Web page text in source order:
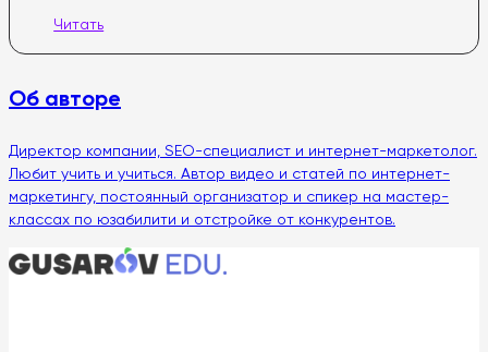
Читать
Об авторе
Директор компании, SEO-специалист и интернет-маркетолог.
Любит учить и учиться. Автор видео и статей по интернет-
маркетингу, постоянный организатор и спикер на мастер-
классах по юзабилити и отстройке от конкурентов.